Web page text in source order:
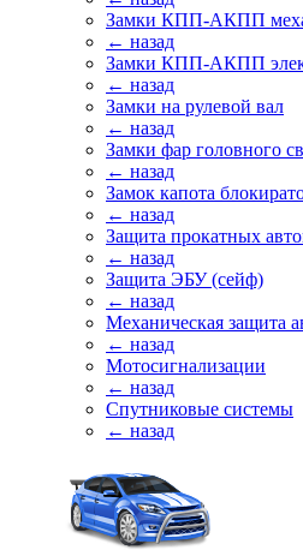
Замки КПП-АКПП
← назад
Замки КПП-АКПП
← назад
Замки на рулевой вал
← назад
Замки фар головного
← назад
Замок капота
← назад
Защита прокатных
← назад
Защита ЭБУ (сейф)
← назад
Механическая защита
← назад
Мотосигнализации
← назад
Спутниковые системы
← назад